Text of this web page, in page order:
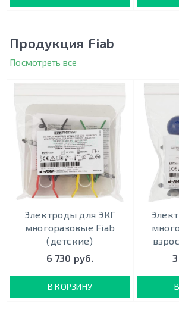
Продукция Fiab
Посмотреть все
Электроды для ЭКГ
многоразовые Fiab
(детские)
6 730 руб.
В КОРЗИНУ